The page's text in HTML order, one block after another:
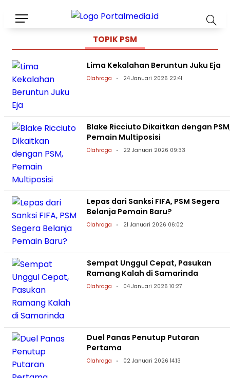
TOPIK PSM
Lima Kekalahan Beruntun Juku Eja
Olahraga 24 Januari 2026 22:41
Blake Ricciuto Dikaitkan dengan
Pemain Multiposisi
Olahraga 22 Januari 2026 09:33
Lepas dari Sanksi FIFA, PSM Segera
Belanja Pemain Baru?
Olahraga 21 Januari 2026 06:02
Sempat Unggul Cepat, Pasukan
Ramang Kalah di Samarinda
Olahraga 04 Januari 2026 10:27
Duel Panas Penutup Putaran
Pertama
Olahraga 02 Januari 2026 14:13